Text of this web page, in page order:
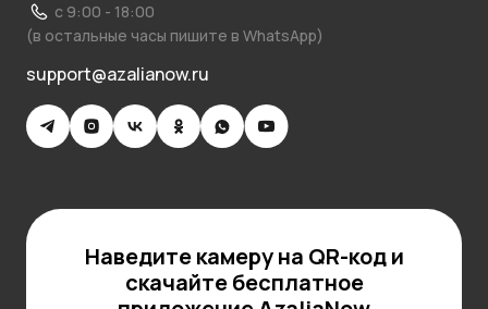
с 9:00 - 18:00
(в остальные часы пишите в WhatsApp)
support@azalianow.ru
Наведите камеру на QR-код и
скачайте бесплатное